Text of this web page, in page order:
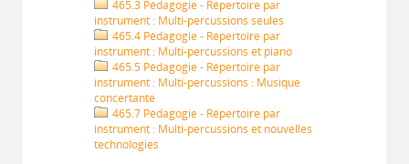
465.3 Pédagogie - Répertoire par
instrument : Multi-percussions seules
465.4 Pédagogie - Répertoire par
instrument : Multi-percussions et piano
465.5 Pédagogie - Répertoire par
instrument : Multi-percussions : Musique
concertante
465.7 Pédagogie - Répertoire par
instrument : Multi-percussions et nouvelles
technologies